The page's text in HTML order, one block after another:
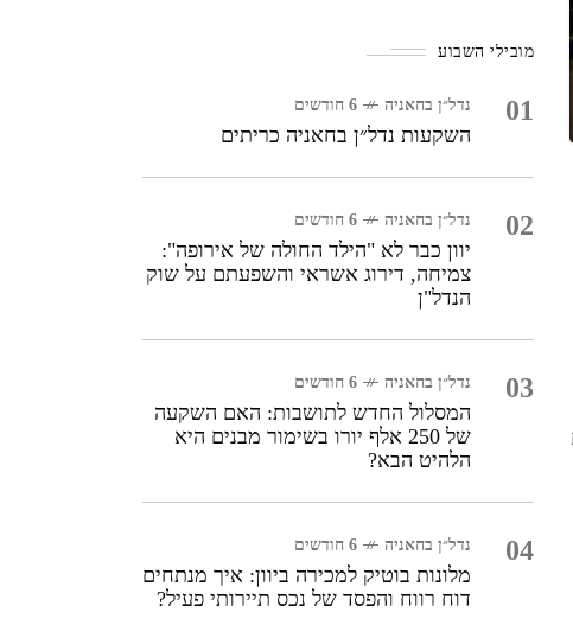
מובילי השבוע
01 נדל״ן בחאניה 6 חודשים
השקעות נדל״ן בחאניה כריתים
02 נדל״ן בחאניה 6 חודשים
יוון כבר לא "הילד החולה של אירופה":
צמיחה, דירוג אשראי והשפעתם על שוק
הנדל"ן
03 נדל״ן בחאניה 6 חודשים
המסלול החדש לתושבות: האם השקעה
של 250 אלף יורו בשימור מבנים היא
הלהיט הבא?
04 נדל״ן בחאניה 6 חודשים
מלונות בוטיק למכירה ביוון: איך מנתחים
דוח רווח והפסד של נכס תיירותי פעיל?